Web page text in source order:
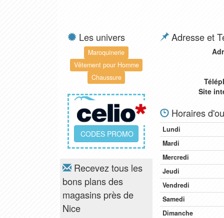
Les univers
Maroquinerie
Vêtement pour Homme
Chaussure
CODES PROMO
Recevez tous les
bons plans des
magasins près de
Nice
Adresse et
Site
Horaires
Lundi
Mardi
Mercredi
Jeudi
Vendredi
Samedi
Dimanche